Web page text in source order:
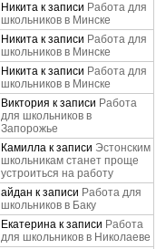
Никита к записи Работа для
школьников в Минске
Никита к записи Работа для
школьников в Минске
Никита к записи Работа для
школьников в Минске
Виктория к записи Работа
для школьников в
Запорожье
Камилла к записи Эстонским
школьникам станет проще
устроиться на работу
айдан к записи Работа для
школьников в Баку
Екатерина к записи Работа
для школьников в Николаеве